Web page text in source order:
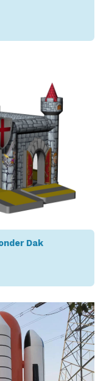
Dak